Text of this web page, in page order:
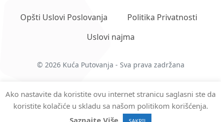
Opšti Uslovi Poslovanja
Politika Privatnosti
Uslovi najma
© 2026 Kuća Putovanja - Sva prava zadržana
Ako nastavite da koristite ovu internet stranicu saglasni ste da
koristite kolačiće u skladu sa našom politikom korišćenja.
Saznajte Više
English Srpski